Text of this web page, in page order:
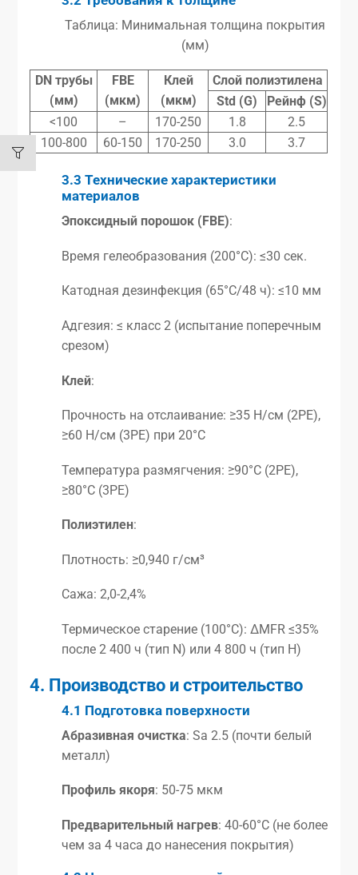
Таблица: Минимальная толщина покрытия
(мм)
DN трубы
(мм)
FBE
(мкм)
Клей
(мкм)
Слой полиэтилена
Std (G)
Рейнф (S)
<100
– 170-250 1.8
2.5
100-800
60-150 170-250 3.0 3.7
3.3 Технические характеристики
материалов
Эпоксидный порошок (FBE):
Время гелеобразования (200°C): ≤30 сек.
Катодная дезинфекция (65°C/48 ч): ≤10 мм
Адгезия: ≤ класс 2 (испытание поперечным
срезом)
Клей:
Прочность на отслаивание: ≥35 Н/см (2PE),
≥60 Н/см (3PE) при 20°C
Температура размягчения: ≥90°C (2PE),
≥80°C (3PE)
Полиэтилен:
Плотность: ≥0,940 г/см³
Сажа: 2,0-2,4%
Термическое старение (100°C): ΔMFR ≤35%
после 2 400 ч (тип N) или 4 800 ч (тип H)
4. Производство и строительство
4.1 Подготовка поверхности
Абразивная очистка: Sa 2.5 (почти белый
металл)
Профиль якоря: 50-75 мкм
Предварительный нагрев: 40-60°C (не более
чем за 4 часа до нанесения покрытия)